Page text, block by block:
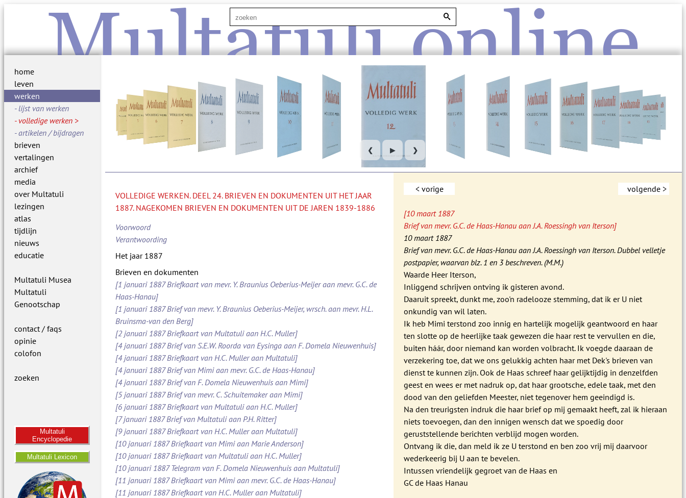
Multatuli.online
home
leven
werken
lijst van werken
volledige werken
artikelen / bijdragen
brieven
vertalingen
archief
media
over Multatuli
lezingen
atlas
tijdlijn
nieuws
educatie
Multatuli Musea
Multatuli
Genootschap
contact / faqs
opinie
colofon
zoeken
Multatuli
Encyclopedie
Multatuli Lexicon
❮ ▶ ❯
VOLLEDIGE WERKEN. DEEL 24. BRIEVEN EN DOKUMENTEN UIT HET JAAR
1887. NAGEKOMEN BRIEVEN EN DOKUMENTEN UIT DE JAREN 1839-1886
Voorwoord
Verantwoording
Het jaar 1887
Brieven en dokumenten
[1 januari 1887 Briefkaart van mevr. Y. Braunius Oeberius-Meijer aan mevr. G.C. de
Haas-Hanau]
[1 januari 1887 Brief van mevr. Y. Braunius Oeberius-Meijer, wrsch. aan mevr. H.L.
Bruinsma-van den Berg]
[2 januari 1887 Briefkaart van Multatuli aan H.C. Muller]
[4 januari 1887 Brief van S.E.W. Roorda van Eysinga aan F. Domela Nieuwenhuis]
[4 januari 1887 Briefkaart van H.C. Muller aan Multatuli]
[4 januari 1887 Brief van Mimi aan mevr. G.C. de Haas-Hanau]
[4 januari 1887 Brief van F. Domela Nieuwenhuis aan Mimi]
[5 januari 1887 Brief van mevr. C. Schuitemaker aan Mimi]
[6 januari 1887 Briefkaart van Multatuli aan H.C. Muller]
[7 januari 1887 Brief van Multatuli aan P.H. Ritter]
[9 januari 1887 Briefkaart van H.C. Muller aan Multatuli]
[10 januari 1887 Briefkaart van Mimi aan Marie Anderson]
[10 januari 1887 Briefkaart van Multatuli aan H.C. Muller]
[10 januari 1887 Telegram van F. Domela Nieuwenhuis aan Multatuli]
[11 januari 1887 Briefkaart van Mimi aan mevr. G.C. de Haas-Hanau]
[11 januari 1887 Briefkaart van H.C. Muller aan Multatuli]
< vorige volgende >
[10 maart 1887
Brief van mevr. G.C. de Haas-Hanau aan J.A. Roessingh van Iterson]
10 maart 1887
Brief van mevr. G.C. de Haas-Hanau aan J.A. Roessingh van Iterson. Dubbel velletje
postpapier, waarvan blz. 1 en 3 beschreven. (M.M.)
Waarde Heer Iterson,
Inliggend schrijven ontving ik gisteren avond.
Daaruit spreekt, dunkt me, zoo'n radelooze stemming, dat ik er U niet
onkundig van wil laten.
Ik heb Mimi terstond zoo innig en hartelijk mogelijk geantwoord en haar
ten slotte op de heerlijke taak gewezen die haar rest te vervullen en die,
buiten háár, door niemand kan worden volbracht. Ik voegde daaraan de
verzekering toe, dat we ons gelukkig achten haar met Dek's brieven van
dienst te kunnen zijn. Ook de Haas schreef haar gelijktijdig in denzelfden
geest en wees er met nadruk op, dat haar grootsche, edele taak, met den
dood van den geliefden Meester, niet tegenover hem geeindigd is.
Na den treurigsten indruk die haar brief op mij gemaakt heeft, zal ik hieraan
niets toevoegen, dan den innigen wensch dat we spoedig door
geruststellende berichten verblijd mogen worden.
Ontvang ik die, dan meld ik ze U terstond en ben zoo vrij mij daarvoor
wederkeerig bij U aan te bevelen.
Intussen vriendelijk gegroet van de Haas en
GC de Haas Hanau